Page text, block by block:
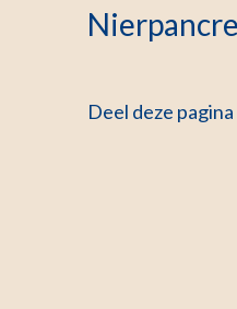
Deel deze pagina